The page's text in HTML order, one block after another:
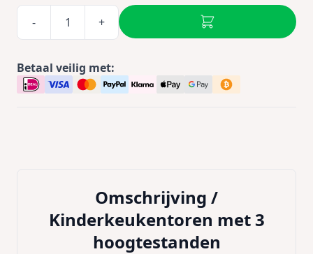
- +
Betaal veilig met:
Omschrijving /
Kinderkeukentoren met 3
hoogtestanden